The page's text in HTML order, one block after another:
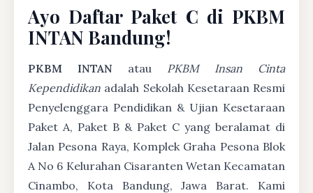
Ayo Daftar Paket C di PKBM
INTAN Bandung!
PKBM INTAN atau PKBM Insan Cinta
Kependidikan adalah Sekolah Kesetaraan Resmi
Penyelenggara Pendidikan & Ujian Kesetaraan
Paket A, Paket B & Paket C yang beralamat di
Jalan Pesona Raya, Komplek Graha Pesona Blok
A No 6 Kelurahan Cisaranten Wetan Kecamatan
Cinambo, Kota Bandung, Jawa Barat. Kami